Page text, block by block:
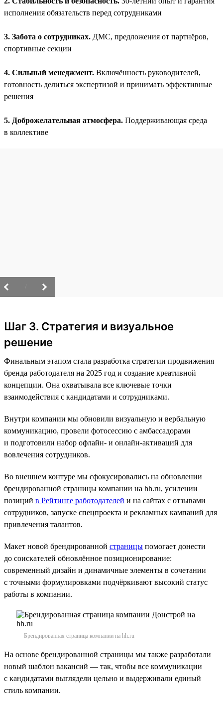
исполнения обязательств перед сотрудниками
3. Забота о сотрудниках. ДМС, предложения от партнёров,
спортивные секции
4. Сильный менеджмент. Включённость руководителей,
готовность делиться экспертизой и принимать эффективные
решения
5. Доброжелательная атмосфера. Поддерживающая среда
в коллективе
Шаг 3. Стратегия и визуальное
решение
Финальным этапом стала разработка стратегии продвижения
бренда работодателя на 2025 год и создание креативной
концепции. Она охватывала все ключевые точки
взаимодействия с кандидатами и сотрудниками.
Внутри компании мы обновили визуальную и вербальную
коммуникацию, провели фотосессию с амбассадорами
и подготовили набор офлайн- и онлайн-активаций для
вовлечения сотрудников.
Во внешнем контуре мы сфокусировались на обновлении
брендированной страницы компании на hh.ru, усилении
позиций в Рейтинге работодателей и на сайтах с отзывами
сотрудников, запуске спецпроекта и рекламных кампаний для
привлечения талантов.
Макет новой брендированной страницы помогает донести
до соискателей обновлённое позиционирование:
современный дизайн и динамичные элементы в сочетании
с точными формулировками подчёркивают высокий статус
работы в компании.
Брендированная страница компании на hh.ru
На основе брендированной страницы мы также разработали
новый шаблон вакансий — так, чтобы все коммуникации
с кандидатами выглядели цельно и выдерживали единый
стиль компании.